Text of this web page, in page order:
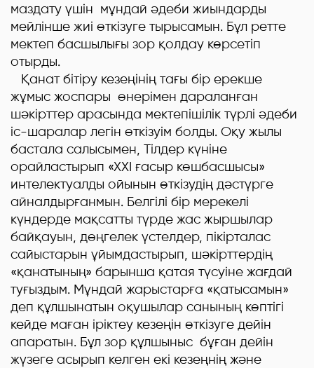
маздату үшін мұндай әдеби жиындарды
мейлінше жиі өткізуге тырысамын. Бұл ретте
мектеп басшылығы зор қолдау көрсетіп
отырды.
Қанат бітіру кезеңінің тағы бір ерекше
жұмыс жоспары өнерімен дараланған
шәкірттер арасында мектепішілік түрлі әдеби
іс-шаралар легін өткізуім болды. Оқу жылы
бастала салысымен, Тілдер күніне
орайластырып «ХХІ ғасыр көшбасшысы»
интелектуалды ойынын өткізудің дәстүрге
айналдырғанмын. Белгілі бір мерекелі
күндерде мақсатты түрде жас жыршылар
байқауын, дөңгелек үстелдер, пікірталас
сайыстарын ұйымдастырып, шәкірттердің
«қанатының» барынша қатая түсуіне жағдай
туғыздым. Мұндай жарыстарға «қатысамын»
деп құлшынатын оқушылар санының көптігі
кейде маған іріктеу кезеңін өткізуге дейін
апаратын. Бұл зор құлшыныс бұған дейін
жүзеге асырып келген екі кезеңнің және